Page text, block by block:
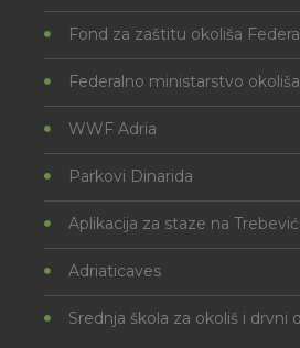
Fond za zaštitu okoliša
Federalno ministarstvo
WWF Adria
Parkovi Dinarida
Aplikacija za staze na
Adriaticaves
Srednja škola za okoliš i drvni